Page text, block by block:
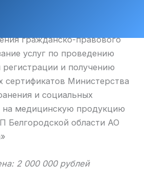
гражданско-правового
услуг по проведению
регистрации и получению
сертификатов Министерства
и социальных
на медицинскую продукцию
Белгородской области АО
2 000 000 рублей